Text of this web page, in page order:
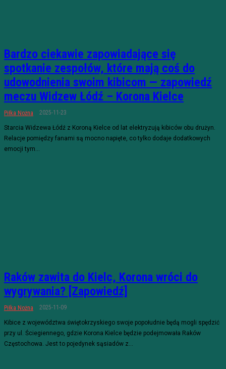
Bardzo ciekawie zapowiadające się
spotkanie zespołów, które mają coś do
udowodnienia swoim kibicom — zapowiedź
meczu Widzew Łódź – Korona Kielce
Piłka Nożna 2025-11-23
Starcia Widzewa Łódź z Koroną Kielce od lat elektryzują kibiców obu drużyn.
Relacje pomiędzy fanami są mocno napięte, co tylko dodaje dodatkowych
emocji tym...
Raków zawita do Kielc, Korona wróci do
wygrywania? [Zapowiedź]
Piłka Nożna 2025-11-09
Kibice z województwa świętokrzyskiego swoje popołudnie będą mogli spędzić
przy ul. Ściegiennego, gdzie Korona Kielce będzie podejmowała Raków
Częstochowa. Jest to pojedynek sąsiadów z...